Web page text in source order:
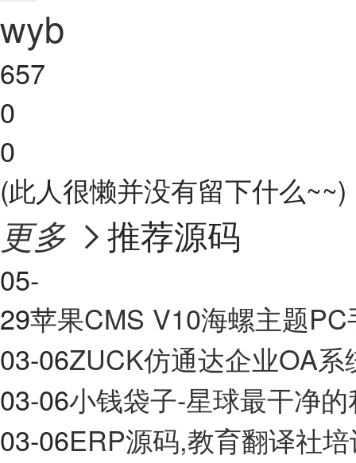
wyb
657
0
0
(此人很懒并没有留下什么~~)
更多  推荐源码
05-
29苹果CMS V10海螺主题
03-06ZUCK仿通达企业OA系
03-06小钱袋子-星球最干净
03-06ERP源码,教育翻译社